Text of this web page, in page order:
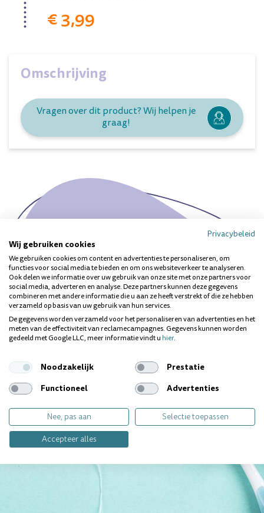
€ 3,99
Omschrijving
Vragen over dit product? Wij helpen je
graag!
Ieder gebit is uniek. Heb je
een specifieke vraag?
Wij geven jou graag
persoonlijk antwoord.
Contact opnemen
Privacybeleid
Wij gebruiken cookies
We gebruiken cookies om content en advertenties te personaliseren, om
functies voor social media te bieden en om ons websiteverkeer te analyseren.
Ook delen we informatie over uw gebruik van onze site met onze partners voor
social media, adverteren en analyse. Deze partners kunnen deze gegevens
combineren met andere informatie die u aan ze heeft verstrekt of die ze hebben
verzameld op basis van uw gebruik van hun services.
De gegevens worden verzameld voor het personaliseren van advertenties en het
meten van de effectiviteit van reclamecampagnes. Gegevens kunnen worden
gedeeld met Google LLC, meer informatie vindt uhier.
Noodzakelijk
Prestatie
Functioneel
Advertenties
Nee, pas aan
Selectie toepassen
Accepteer alles